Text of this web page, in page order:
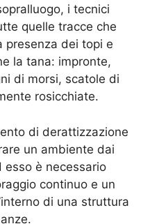
i tecnici
quelle tracce che
presenza dei topi e
la tana: impronte,
di morsi, scatole di
rosicchiate.
di derattizzazione
un ambiente dai
esso è necessario
continuo e un
di una struttura